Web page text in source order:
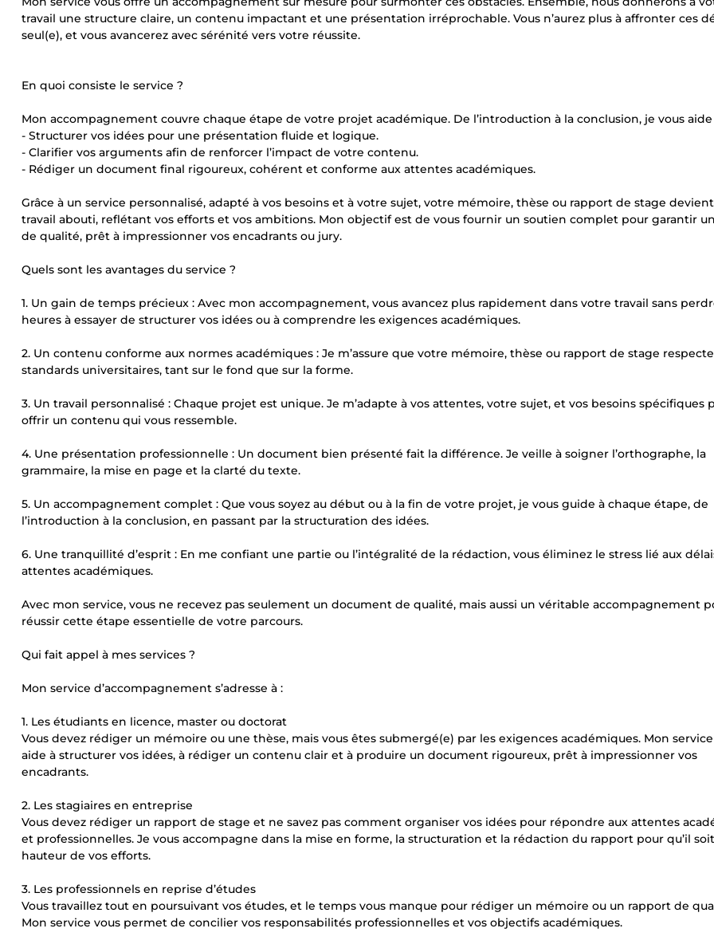
travail une structure claire, un contenu impactant et une présentation irréprochable. Vous n’aurez plus à affronter ces
seul(e), et vous avancerez avec sérénité vers votre réussite.
En quoi consiste le service ?
Mon accompagnement couvre chaque étape de votre projet académique. De l’introduction à la conclusion, je vous aide
- Structurer vos idées pour une présentation fluide et logique.
- Clarifier vos arguments afin de renforcer l’impact de votre contenu.
- Rédiger un document final rigoureux, cohérent et conforme aux attentes académiques.
Grâce à un service personnalisé, adapté à vos besoins et à votre sujet, votre mémoire, thèse ou rapport de stage
travail abouti, reflétant vos efforts et vos ambitions. Mon objectif est de vous fournir un soutien complet pour garantir
de qualité, prêt à impressionner vos encadrants ou jury.
Quels sont les avantages du service ?
1. Un gain de temps précieux : Avec mon accompagnement, vous avancez plus rapidement dans votre travail sans
heures à essayer de structurer vos idées ou à comprendre les exigences académiques.
2. Un contenu conforme aux normes académiques : Je m’assure que votre mémoire, thèse ou rapport de stage
standards universitaires, tant sur le fond que sur la forme.
3. Un travail personnalisé : Chaque projet est unique. Je m’adapte à vos attentes, votre sujet, et vos besoins spécifiques
offrir un contenu qui vous ressemble.
4. Une présentation professionnelle : Un document bien présenté fait la différence. Je veille à soigner l’orthographe, la
grammaire, la mise en page et la clarté du texte.
5. Un accompagnement complet : Que vous soyez au début ou à la fin de votre projet, je vous guide à chaque étape, de
l’introduction à la conclusion, en passant par la structuration des idées.
6. Une tranquillité d’esprit : En me confiant une partie ou l’intégralité de la rédaction, vous éliminez le stress lié aux
attentes académiques.
Avec mon service, vous ne recevez pas seulement un document de qualité, mais aussi un véritable accompagnement
réussir cette étape essentielle de votre parcours.
Qui fait appel à mes services ?
Mon service d’accompagnement s’adresse à :
1. Les étudiants en licence, master ou doctorat
Vous devez rédiger un mémoire ou une thèse, mais vous êtes submergé(e) par les exigences académiques. Mon
aide à structurer vos idées, à rédiger un contenu clair et à produire un document rigoureux, prêt à impressionner vos
encadrants.
2. Les stagiaires en entreprise
Vous devez rédiger un rapport de stage et ne savez pas comment organiser vos idées pour répondre aux attentes
et professionnelles. Je vous accompagne dans la mise en forme, la structuration et la rédaction du rapport pour qu’il
hauteur de vos efforts.
3. Les professionnels en reprise d’études
Vous travaillez tout en poursuivant vos études, et le temps vous manque pour rédiger un mémoire ou un rapport de
Mon service vous permet de concilier vos responsabilités professionnelles et vos objectifs académiques.